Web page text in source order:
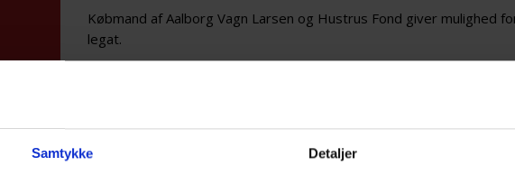
Samtykke Detaljer
Købmand af Aalborg Vagn Larsen og Hustrus Fond giver
legat.
Rejseudgifter og andre aktiviteter i Landsforeningen for
Psykologhjælp
Fondsbestyrelsen holder møder med jævne mellemrum.